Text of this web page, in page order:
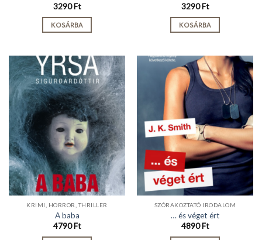
3290Ft
KOSÁRBA
3290Ft
KOSÁRBA
KRIMI, HORROR, THRILLER
A baba
4790Ft
SZÓRAKOZTATÓ IRODALOM
… és véget ért
4890Ft